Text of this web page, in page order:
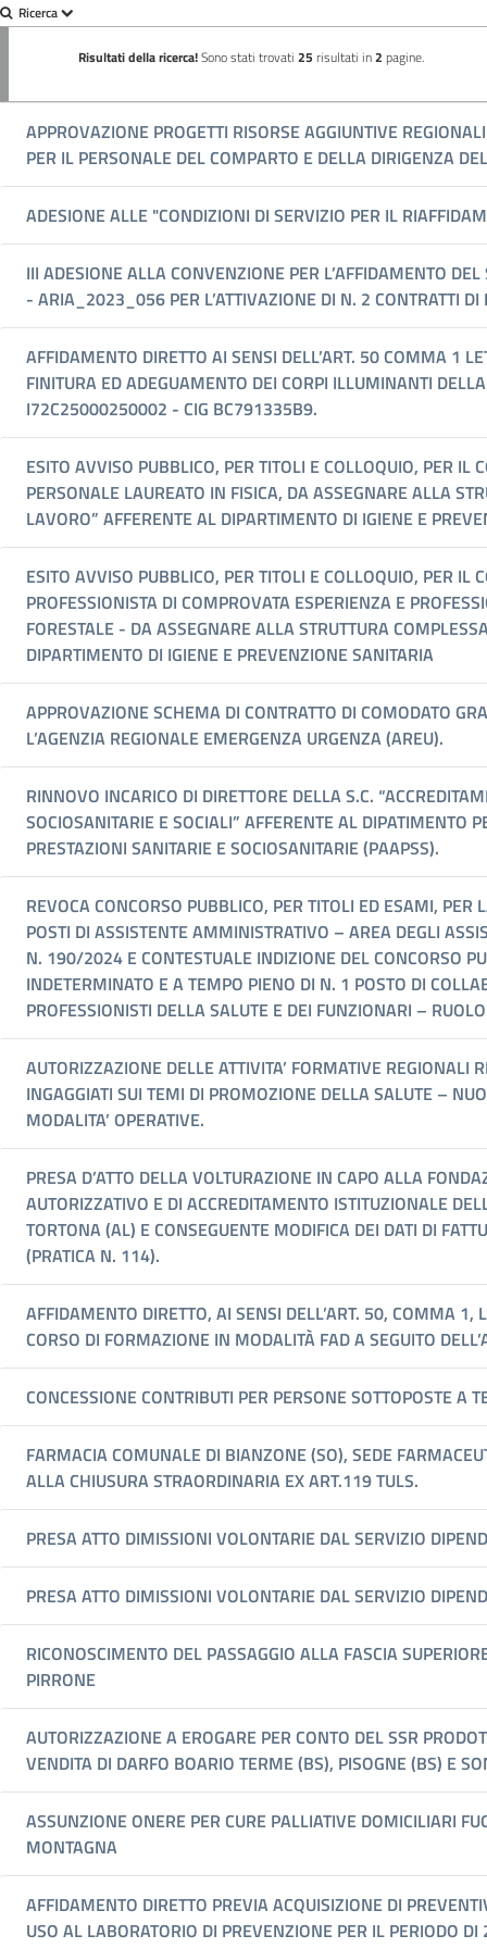
Ricerca
Risultati della ricerca!Sono stati trovati 25 risultati in2 pagine.
APPROVAZIONE PROGETTI RISORSE AGGIUNTIVE
PER IL PERSONALE DEL COMPARTO E DELLA DIRIGENZA
ADESIONE ALLE "CONDIZIONI DI SERVIZIO PER IL
III ADESIONE ALLA CONVENZIONE PER L’AFFIDAMENTO
- ARIA_2023_056 PER L’ATTIVAZIONE DI N. 2 CONTRATTI
AFFIDAMENTO DIRETTO AI SENSI DELL’ART. 50 COMMA 1
FINITURA ED ADEGUAMENTO DEI CORPI ILLUMINANTI
I72C25000250002 - CIG BC791335B9.
ESITO AVVISO PUBBLICO, PER TITOLI E COLLOQUIO, PER
PERSONALE LAUREATO IN FISICA, DA ASSEGNARE ALLA
LAVORO” AFFERENTE AL DIPARTIMENTO DI IGIENE E
ESITO AVVISO PUBBLICO, PER TITOLI E COLLOQUIO, PER
PROFESSIONISTA DI COMPROVATA ESPERIENZA E
FORESTALE - DA ASSEGNARE ALLA STRUTTURA
DIPARTIMENTO DI IGIENE E PREVENZIONE SANITARIA
APPROVAZIONE SCHEMA DI CONTRATTO DI COMODATO
L’AGENZIA REGIONALE EMERGENZA URGENZA (AREU).
RINNOVO INCARICO DI DIRETTORE DELLA S.C.
SOCIOSANITARIE E SOCIALI” AFFERENTE AL DIPATIMENTO
PRESTAZIONI SANITARIE E SOCIOSANITARIE (PAAPSS).
REVOCA CONCORSO PUBBLICO, PER TITOLI ED ESAMI,
POSTI DI ASSISTENTE AMMINISTRATIVO – AREA DEGLI
N. 190/2024 E CONTESTUALE INDIZIONE DEL CONCORSO
INDETERMINATO E A TEMPO PIENO DI N. 1 POSTO DI
PROFESSIONISTI DELLA SALUTE E DEI FUNZIONARI –
AUTORIZZAZIONE DELLE ATTIVITA’ FORMATIVE REGIONALI
INGAGGIATI SUI TEMI DI PROMOZIONE DELLA SALUTE –
MODALITA’ OPERATIVE.
PRESA D’ATTO DELLA VOLTURAZIONE IN CAPO ALLA
AUTORIZZATIVO E DI ACCREDITAMENTO ISTITUZIONALE
TORTONA (AL) E CONSEGUENTE MODIFICA DEI DATI DI
(PRATICA N. 114).
AFFIDAMENTO DIRETTO, AI SENSI DELL’ART. 50, COMMA
CORSO DI FORMAZIONE IN MODALITÀ FAD A SEGUITO
CONCESSIONE CONTRIBUTI PER PERSONE SOTTOPOSTE
FARMACIA COMUNALE DI BIANZONE (SO), SEDE
ALLA CHIUSURA STRAORDINARIA EX ART.119 TULS.
PRESA ATTO DIMISSIONI VOLONTARIE DAL SERVIZIO
PRESA ATTO DIMISSIONI VOLONTARIE DAL SERVIZIO
RICONOSCIMENTO DEL PASSAGGIO ALLA FASCIA
PIRRONE
AUTORIZZAZIONE A EROGARE PER CONTO DEL SSR
VENDITA DI DARFO BOARIO TERME (BS), PISOGNE (BS) E
ASSUNZIONE ONERE PER CURE PALLIATIVE DOMICILIARI
MONTAGNA
AFFIDAMENTO DIRETTO PREVIA ACQUISIZIONE DI
USO AL LABORATORIO DI PREVENZIONE PER IL PERIODO